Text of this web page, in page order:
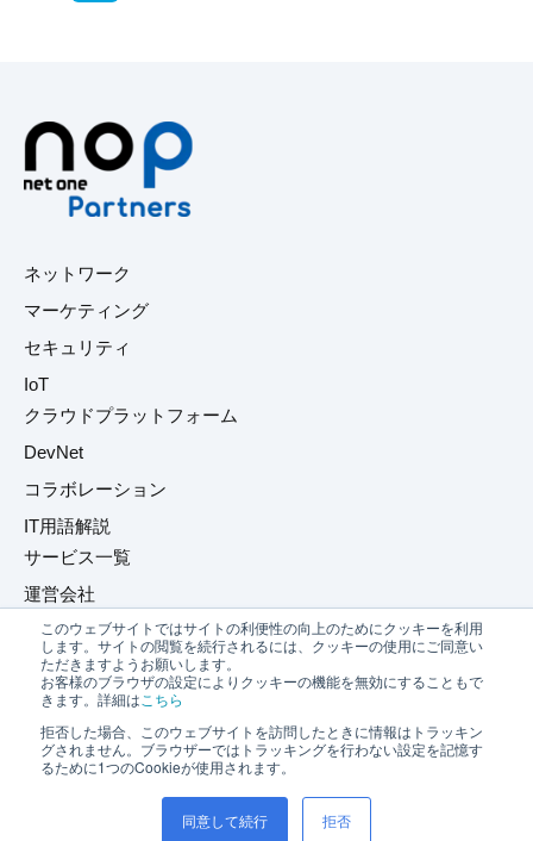
このウェブサイトではサイトの利便性の向上のためにクッキーを利用
します。サイトの閲覧を続行されるには、クッキーの使用にご同意い
ただきますようお願いします。
お客様のブラウザの設定によりクッキーの機能を無効にすることもで
きます。詳細は こちら
拒否した場合、このウェブサイトを訪問したときに情報はトラッキン
グされません。ブラウザーではトラッキングを行わない設定を記憶す
るために1つのCookieが使用されます。
同意して続行 拒否
ネットワーク
マーケティング
セキュリティ
IoT
クラウドプラットフォーム
DevNet
コラボレーション
IT用語解説
サービス一覧
運営会社
プライバシーポリシー
お問い合わせ
©2026 Net One Partners Co., Ltd.